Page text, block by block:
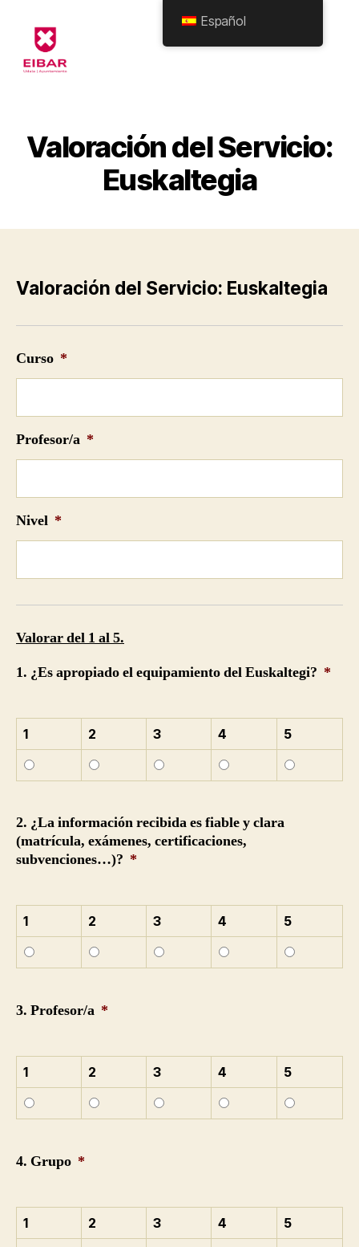
Formularioak
Valoración del Servicio:
Euskaltegia
Valoración del Servicio: Euskaltegia
Curso *
Profesor/a *
Nivel *
Valorar del 1 al 5.
1. ¿Es apropiado el equipamiento del Euskaltegi? *
1 2 3 4 5
2. ¿La información recibida es fiable y clara
(matrícula, exámenes, certificaciones,
subvenciones…)? *
1 2 3 4 5
3. Profesor/a *
1 2 3 4 5
4. Grupo *
1 2 3 4 5
Español